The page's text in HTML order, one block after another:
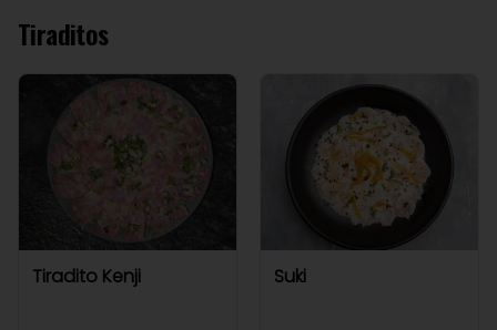
Tiraditos
Tiradito Kenji Suki